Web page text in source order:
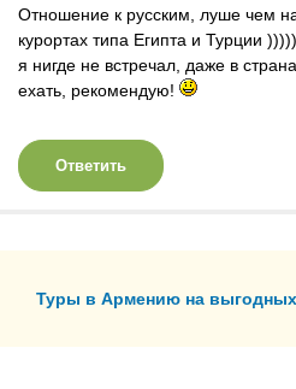
Отношение к русским, луше чем
курортах типа Египта и Турции
я нигде не встречал, даже в
ехать, рекомендую!
Ответить
Туры в Армению на